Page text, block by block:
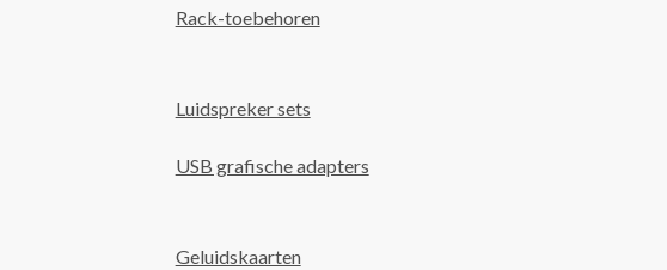
Rack-toebehoren
Luidspreker sets
USB grafische adapters
Geluidskaarten